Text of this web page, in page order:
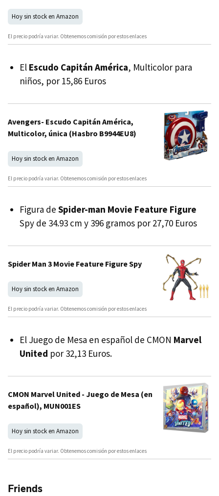
Hoy sin stock en Amazon
El precio podría variar. Obtenemos comisión por estos enlaces
El Escudo Capitán América, Multicolor para
niños, por 15,86 Euros
Avengers- Escudo Capitán América,
Multicolor, única (Hasbro B9944EU8)
Hoy sin stock en Amazon
El precio podría variar. Obtenemos comisión por estos enlaces
Figura de Spider-man Movie Feature Figure
Spy de 34.93 cm y 396 gramos por 27,70 Euros
Spider Man 3 Movie Feature Figure Spy
Hoy sin stock en Amazon
El precio podría variar. Obtenemos comisión por estos enlaces
El Juego de Mesa en español de CMON Marvel
United por 32,13 Euros.
CMON Marvel United - Juego de Mesa (en
español), MUN001ES
Hoy sin stock en Amazon
El precio podría variar. Obtenemos comisión por estos enlaces
Friends